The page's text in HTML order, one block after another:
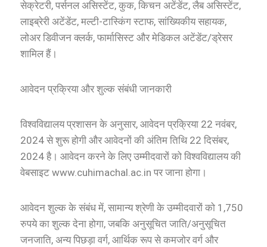
सेक्रेटरी, पर्सनल असिस्टेंट, कुक, किचन अटेंडेंट, लैब असिस्टेंट,
लाइब्रेरी अटेंडेंट, मल्टी-टास्किंग स्टाफ, सांख्यिकीय सहायक,
लोअर डिवीजन क्लर्क, फार्मासिस्ट और मेडिकल अटेंडेंट/ड्रेसर
शामिल हैं।
आवेदन प्रक्रिया और शुल्क संबंधी जानकारी
विश्वविद्यालय प्रशासन के अनुसार, आवेदन प्रक्रिया 22 नवंबर,
2024 से शुरू होगी और आवेदनों की अंतिम तिथि 22 दिसंबर,
2024 है। आवेदन करने के लिए उम्मीदवारों को विश्वविद्यालय की
वेबसाइट www.cuhimachal.ac.in पर जाना होगा।
आवेदन शुल्क के संबंध में, सामान्य श्रेणी के उम्मीदवारों को 1,750
रुपये का शुल्क देना होगा, जबकि अनुसूचित जाति/अनुसूचित
जनजाति, अन्य पिछड़ा वर्ग, आर्थिक रूप से कमजोर वर्ग और